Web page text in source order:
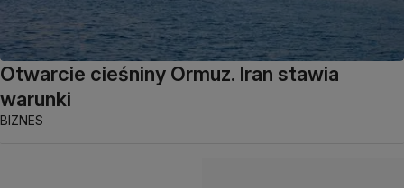
Otwarcie cieśniny Ormuz. Iran stawia
warunki
BIZNES